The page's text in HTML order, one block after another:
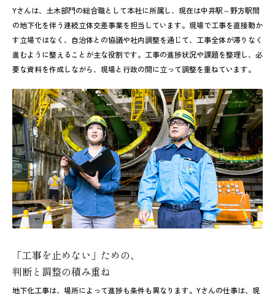
Yさんは、土木部門の総合職として本社に所属し、現在は中井駅～野方駅間
の地下化を伴う連続立体交差事業を担当しています。現場で工事を直接動か
す立場ではなく、自治体との協議や社内調整を通じて、工事全体が滞りなく
進むように整えることが主な役割です。工事の進捗状況や課題を整理し、必
要な資料を作成しながら、現場と行政の間に立って調整を重ねています。
「工事を止めない」ための、
判断と調整の積み重ね
地下化工事は、場所によって進捗も条件も異なります。Yさんの仕事は、現